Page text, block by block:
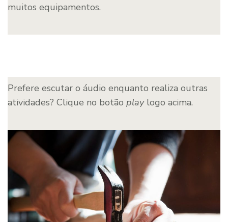
muitos equipamentos.
Prefere escutar o áudio enquanto realiza outras
atividades? Clique no botão playlogo acima.